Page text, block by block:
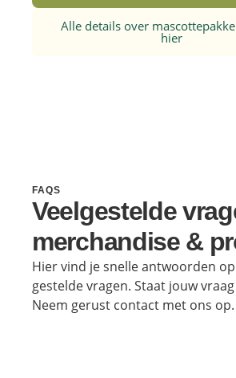
Alle details over
hier
FAQS
Veelgestelde
merchandise &
Hier vind je snelle antwoorden
gestelde vragen. Staat jouw
Neem gerust contact met ons op.